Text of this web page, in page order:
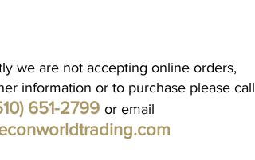
we are not accepting online orders,
information or to purchase please call
651-2799 or email